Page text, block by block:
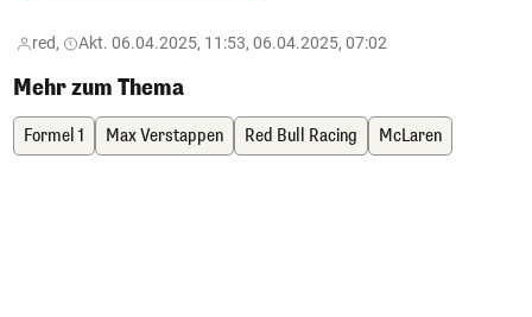
red, Akt. 06.04.2025, 11:53, 06.04.2025, 07:02
Mehr zum Thema
Formel 1 Max Verstappen Red Bull Racing McLaren